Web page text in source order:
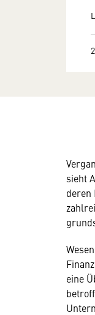
sieht
deren
eine